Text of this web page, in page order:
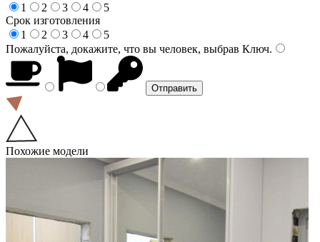
1
2 3 4
5
Срок изготовления
1
2 3 4
5
Пожалуйста, докажите, что вы человек, выбрав Ключ.
Похожие модели